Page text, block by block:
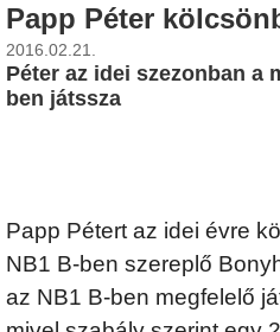
Papp Péter
2016.02.21.
Péter az idei szezonban a
ben játssza
Papp Pétert az idei évre
NB1 B-ben szereplő
az NB1 B-ben megfelelő